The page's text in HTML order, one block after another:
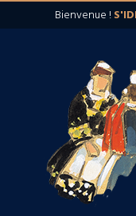
Bienvenue !